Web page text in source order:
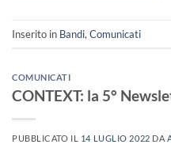
Inserito in Bandi, Comunicati
COMUNICATI
CONTEXT: la 5°
PUBBLICATO IL 14 LUGLIO 2022 DA